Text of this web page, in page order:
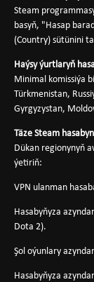
Steam
basyň, "Hasap
(Country) sütünini
Haýsy ýurtlaryň
Minimal komissiýa
Türkmenistan,
Gyrgyzystan,
Täze Steam
Dükan regionynyň
ýetiriň:
VPN ulanman
Hasabyňyza
Dota 2).
Şol oýunlary
Hasabyňyza